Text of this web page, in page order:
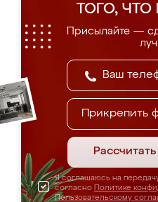
ТОГО,
Присылайте —
Прикрепить
Я соглашаюсь на
согласно Политике
Пользовательскому